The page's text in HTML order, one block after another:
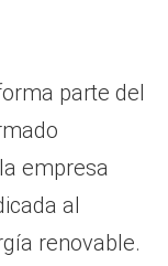
parte del
empresa
al
renovable.